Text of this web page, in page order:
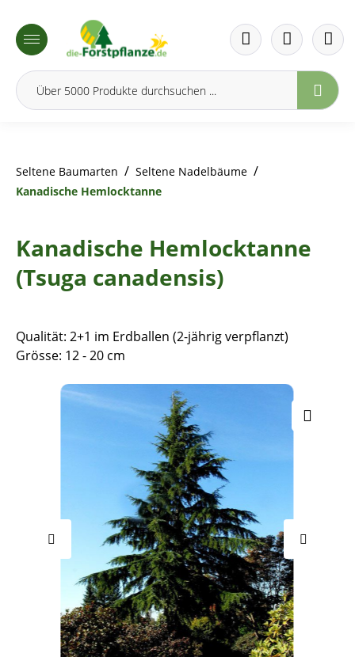
springen
Seltene Baumarten / Seltene Nadelbäume /
Kanadische Hemlocktanne
Kanadische Hemlocktanne
(Tsuga canadensis)
Qualität: 2+1 im Erdballen (2-jährig verpflanzt)
Grösse: 12 - 20 cm